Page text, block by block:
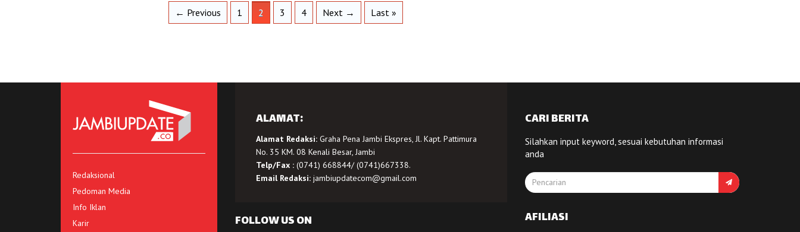
← Previous 1 2 3 4 Next → Last »
Redaksional
Pedoman Media
Info Iklan
Karir
ALAMAT:
Alamat Redaksi:Graha Pena Jambi Ekspres, Jl. Kapt. Pattimura
No. 35 KM. 08 Kenali Besar, Jambi
Telp/Fax :(0741) 668844/ (0741)667338.
Email Redaksi: jambiupdatecom@gmail.com
FOLLOW US ON
CARI BERITA
Silahkan input keyword, sesuai kebutuhan informasi
anda
AFILIASI